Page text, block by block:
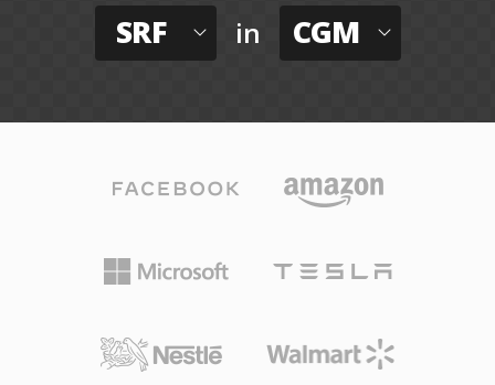
SRF in CGM